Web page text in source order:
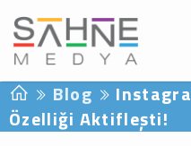
Blog
Özelliği Aktifleşti!